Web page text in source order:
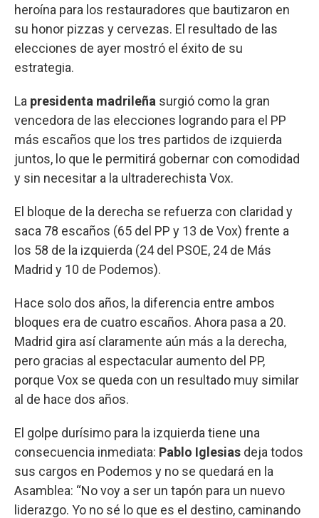
heroína para los restauradores que bautizaron en
su honor pizzas y cervezas. El resultado de las
elecciones de ayer mostró el éxito de su
estrategia.
La presidenta madrileña surgió como la gran
vencedora de las elecciones logrando para el PP
más escaños que los tres partidos de izquierda
juntos, lo que le permitirá gobernar con comodidad
y sin necesitar a la ultraderechista Vox.
El bloque de la derecha se refuerza con claridad y
saca 78 escaños (65 del PP y 13 de Vox) frente a
los 58 de la izquierda (24 del PSOE, 24 de Más
Madrid y 10 de Podemos).
Hace solo dos años, la diferencia entre ambos
bloques era de cuatro escaños. Ahora pasa a 20.
Madrid gira así claramente aún más a la derecha,
pero gracias al espectacular aumento del PP,
porque Vox se queda con un resultado muy similar
al de hace dos años.
El golpe durísimo para la izquierda tiene una
consecuencia inmediata: Pablo Iglesias deja todos
sus cargos en Podemos y no se quedará en la
Asamblea: “No voy a ser un tapón para un nuevo
liderazgo. Yo no sé lo que es el destino, caminando